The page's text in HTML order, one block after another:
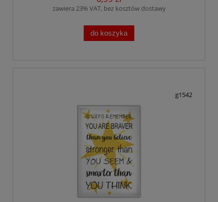
zawiera 23% VAT, bez kosztów dostawy
do koszyka
g1542